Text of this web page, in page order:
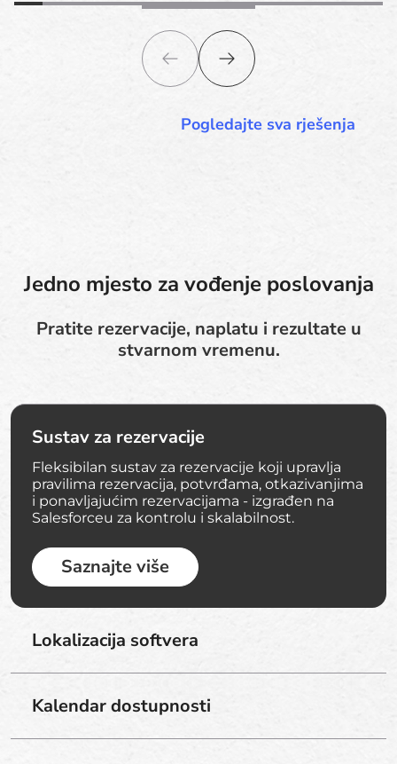
Pogledajte sva rješenja
Jedno mjesto za vođenje poslovanja
Pratite rezervacije, naplatu i rezultate u
stvarnom vremenu.
Sustav za rezervacije
Fleksibilan sustav za rezervacije koji upravlja
pravilima rezervacija, potvrđama, otkazivanjima
i ponavljajućim rezervacijama - izgrađen na
Salesforceu za kontrolu i skalabilnost.
Saznajte više
Lokalizacija softvera
Kalendar dostupnosti